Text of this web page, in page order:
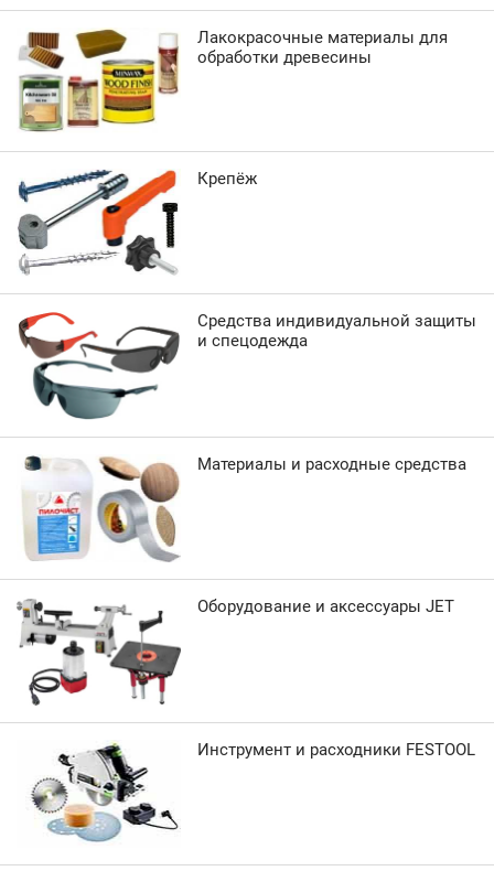
Лакокрасочные материалы для
обработки древесины
Крепёж
Средства индивидуальной защиты
и спецодежда
Материалы и расходные средства
Оборудование и аксессуары JET
Инструмент и расходники FESTOOL